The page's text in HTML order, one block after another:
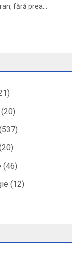
fără prea…
(20)
(46)
(12)